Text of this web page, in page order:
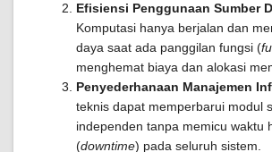
Efisiensi Penggunaan Sumber
Komputasi hanya berjalan dan
daya saat ada panggilan fungsi (
menghemat biaya dan alokasi
Penyederhanaan Manajemen
teknis dapat memperbarui modul
independen tanpa memicu waktu
(downtime) pada seluruh sistem.